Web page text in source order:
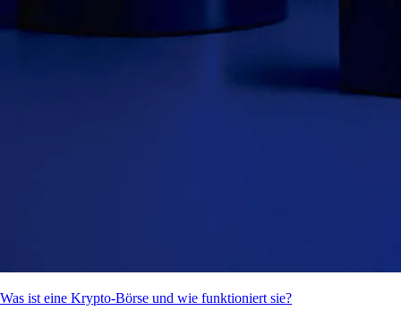
Was ist eine Krypto-Börse und wie funktioniert sie?